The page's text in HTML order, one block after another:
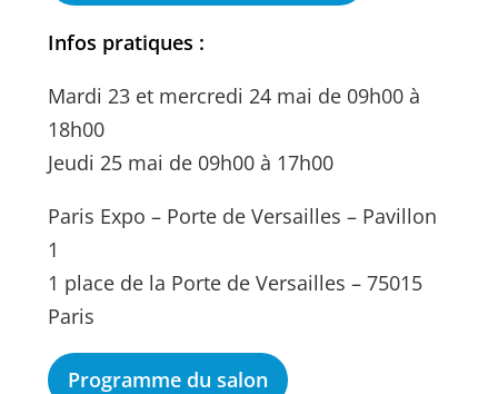
Infos pratiques :
Mardi 23 et mercredi 24 mai de 09h00 à
18h00
Jeudi 25 mai de 09h00 à 17h00
Paris Expo – Porte de Versailles – Pavillon
1
1 place de la Porte de Versailles – 75015
Paris
Programme du salon